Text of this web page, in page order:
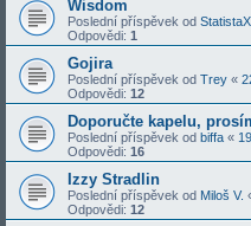
Wisdom
Poslední příspěvek od
Odpovědi: 1
Gojira
Poslední příspěvek od Trey «
Odpovědi: 12
Doporučte kapelu,
Poslední příspěvek od biffa «
Odpovědi: 16
Izzy Stradlin
Poslední příspěvek od Miloš V.
Odpovědi: 12